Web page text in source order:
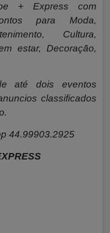
+ Express com
para Moda,
Cultura,
estar, Decoração,
até dois eventos
classificados
44.99903.2925